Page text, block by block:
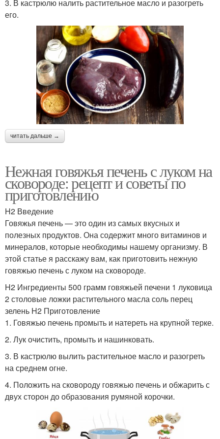
3. В кастрюлю налить растительное масло и разогреть
его.
читать дальше →
Нежная говяжья печень с луком на
сковороде: рецепт и советы по
приготовлению
H2 Введение
Говяжья печень — это один из самых вкусных и
полезных продуктов. Она содержит много витаминов и
минералов, которые необходимы нашему организму. В
этой статье я расскажу вам, как приготовить нежную
говяжью печень с луком на сковороде.
H2 Ингредиенты 500 грамм говяжьей печени 1 луковица
2 столовые ложки растительного масла соль перец
зелень H2 Приготовление
1. Говяжью печень промыть и натереть на крупной терке.
2. Лук очистить, промыть и нашинковать.
3. В кастрюлю вылить растительное масло и разогреть
на среднем огне.
4. Положить на сковороду говяжью печень и обжарить с
двух сторон до образования румяной корочки.